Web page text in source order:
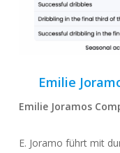
Emilie
Emilie Joramos
E. Joramo führt mit